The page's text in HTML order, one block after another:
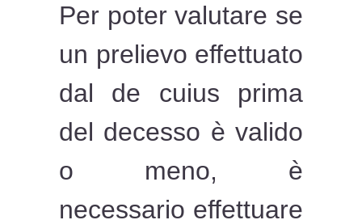
Per poter valutare se
un prelievo effettuato
dal de cuius prima
del decesso è valido
o meno, è
necessario effettuare